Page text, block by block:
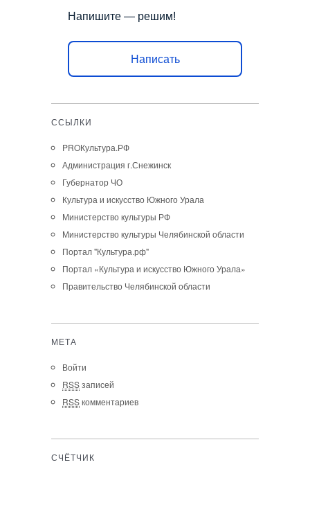
Напишите — решим!
Написать
ССЫЛКИ
PROКультура.РФ
Администрация г.Снежинск
Губернатор ЧО
Культура и искусство Южного Урала
Министерство культуры РФ
Министерство культуры Челябинской области
Портал "Культура.рф"
Портал «Культура и искусство Южного Урала»
Правительство Челябинской области
МЕТА
Войти
RSSзаписей
RSSкомментариев
СЧЁТЧИК